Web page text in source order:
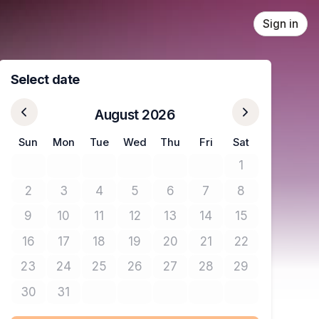
Sign in
Select date
August 2026
Sun Mon Tue Wed Thu Fri Sat
1No tickets
2No tickets available
3No tickets available
4No tickets available
5No tickets available
6No tickets available
7No tickets available
8No tickets
9No tickets available
10No tickets available
11No tickets available
12No tickets available
13No tickets available
14No tickets available
15No tickets
16No tickets available
17No tickets available
18No tickets available
19No tickets available
20No tickets available
21No tickets available
22No tickets
23No tickets available
24No tickets available
25No tickets available
26No tickets available
27No tickets available
28No tickets available
29No tickets
30No tickets available
31No tickets available